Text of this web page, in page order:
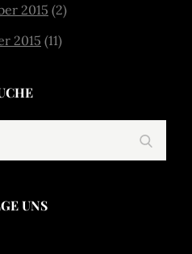
2015 (2)
2015 (11)
UNS